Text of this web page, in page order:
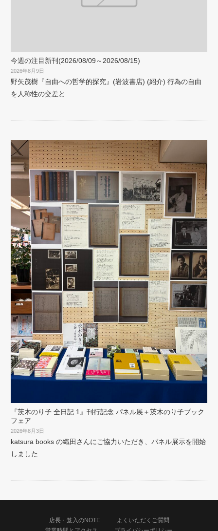
今週の注目新刊(2026/08/09～2026/08/15)
2026年8月9日
野矢茂樹『自由への哲学的探究』(岩波書店) (紹介) 行為の自由
を人称性の交差と
『茨木のり子 全日記 1』刊行記念 パネル展＋茨木のり子ブック
フェア
2026年8月3日
katsura books の織田さんにご協力いただき、パネル展示を開始
しました
店長・笈入のNOTE
よくいただくご質問